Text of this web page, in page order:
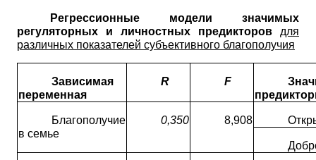
Регрессионные модели значимых
регуляторных и личностных предикторов для
различных показателей субъективного благополучия
Зависимая
переменная
R F
Благополучие
в семье
0,350 8,908